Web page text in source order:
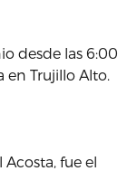
desde las 6:00
Trujillo Alto.
fue el